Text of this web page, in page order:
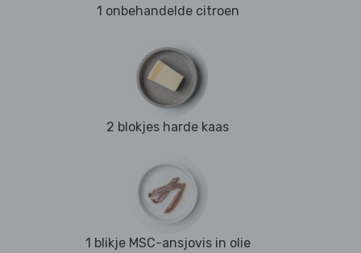
1 onbehandelde citroen
2 blokjes harde kaas
1 blikje MSC-ansjovis in olie